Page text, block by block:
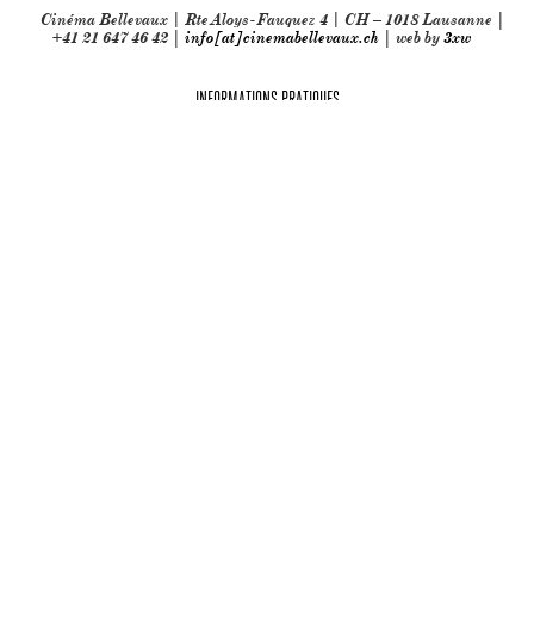
Cinéma Bellevaux | Rte Aloys-Fauquez 4 | CH – 1018 Lausanne |
+41 21 647 46 42 | info[at]cinemabellevaux.ch | web by3xw
INFORMATIONS PRATIQUES